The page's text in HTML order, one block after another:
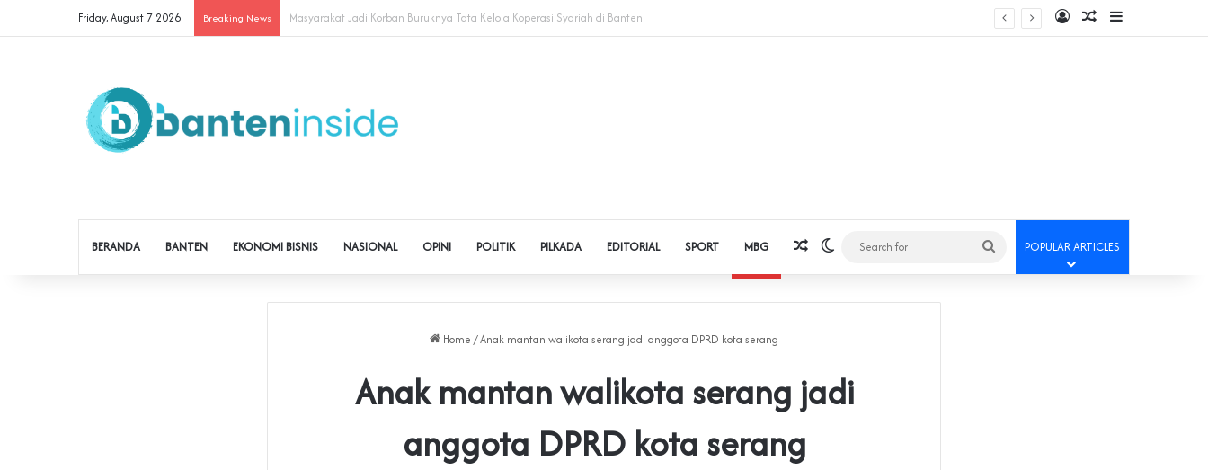
Friday, August 7 2026 Breaking News Cegah Buruh Terjerat Judol dan Pinjol, Polda Banten Gandeng SPSI Perkuat Literasi Digital Log InRandom Article
Sidebar
BERANDA BANTEN EKONOMI BISNIS NASIONAL OPINI POLITIK PILKADA EDITORIAL SPORT MBG Random Article
Switch skin
Search
for
POPULAR ARTICLES
Home /Anak mantan walikota serang jadi anggota DPRD kota serang
Anak mantan walikota serang jadi
anggota DPRD kota serang